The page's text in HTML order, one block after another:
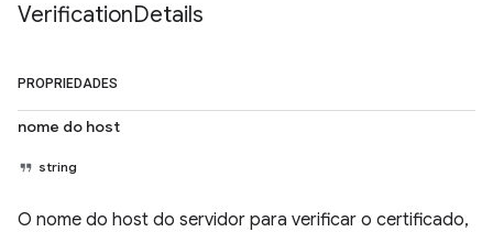
VerificationDetails
PROPRIEDADES
nome do host
string
O nome do host do servidor para verificar o certificado,